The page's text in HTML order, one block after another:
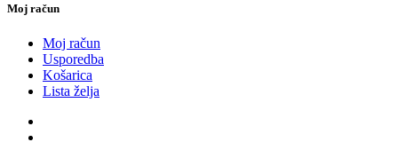
Moj račun
Moj račun
Usporedba
Košarica
Lista želja